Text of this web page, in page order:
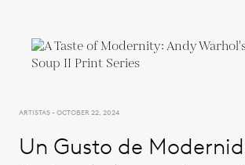
ARTISTAS - OCTOBER 22, 2024
Un Gusto de